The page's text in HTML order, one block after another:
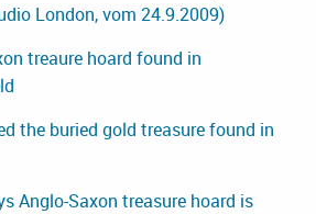
London, vom 24.9.2009)
treaure hoard found in
the buried gold treasure found in
Anglo-Saxon treasure hoard is